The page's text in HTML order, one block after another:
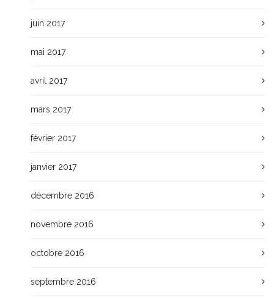
juin 2017
mai 2017
avril 2017
mars 2017
février 2017
janvier 2017
décembre 2016
novembre 2016
octobre 2016
septembre 2016